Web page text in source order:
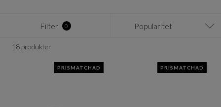
Filter 0 Popularitet
18 produkter
PRISMATCHAD PRISMATCHAD